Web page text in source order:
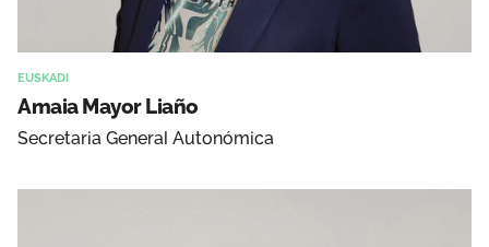
EUSKADI
Amaia Mayor Liaño
Secretaria General Autonómica